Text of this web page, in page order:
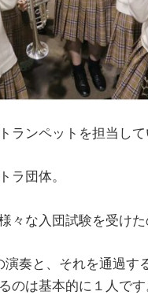
ランペットを担当して
ラ団体。
な入団試験を受けた
奏と、それを通過す
のは基本的に１人です